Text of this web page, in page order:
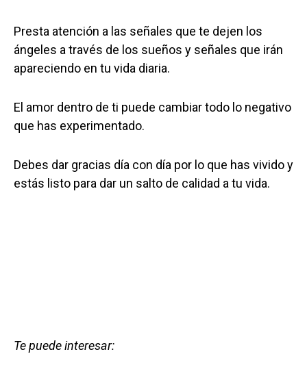
Presta atención a las señales que te dejen los
ángeles a través de los sueños y señales que irán
apareciendo en tu vida diaria.
El amor dentro de ti puede cambiar todo lo negativo
que has experimentado.
Debes dar gracias día con día por lo que has vivido y
estás listo para dar un salto de calidad a tu vida.
Te puede interesar: